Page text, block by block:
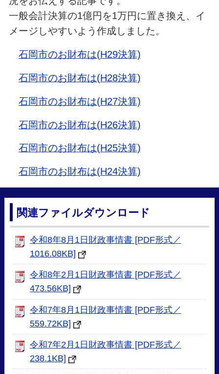
一般会計決算の1億円を1万円に置き換え、イ
メージしやすいよう作成しました。
石岡市のお財布は(H29決算)
石岡市のお財布は(H28決算)
石岡市のお財布は(H27決算)
石岡市のお財布は(H26決算)
石岡市のお財布は(H25決算)
石岡市のお財布は(H24決算)
関連ファイルダウンロード
令和8年8月1日財政事情書 [PDF形式／
1016.08KB]
令和8年2月1日財政事情書 [PDF形式／
473.56KB]
令和7年8月1日財政事情書 [PDF形式／
559.72KB]
令和7年2月1日財政事情書 [PDF形式／
238.1KB]